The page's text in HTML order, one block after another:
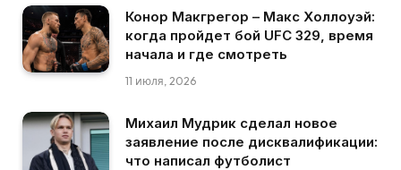
Конор Макгрегор – Макс Холлоуэй:
когда пройдет бой UFC 329, время
начала и где смотреть
11 июля, 2026
Михаил Мудрик сделал новое
заявление после дисквалификации:
что написал футболист